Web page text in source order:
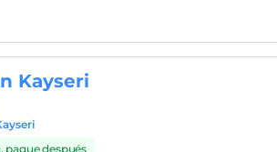
Kayseri
pague después